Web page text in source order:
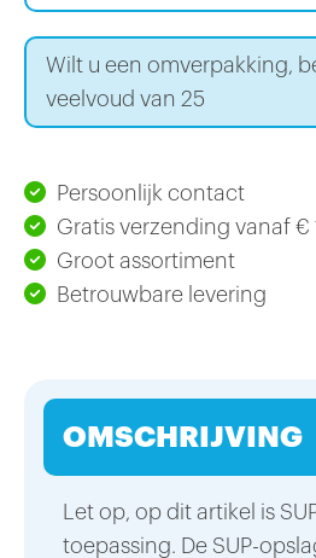
Wilt u een omverpakking,
veelvoud van 25
Persoonlijk contact
Gratis verzending vanaf €
Groot assortiment
Betrouwbare levering
OMSCHRIJVING
Let op, op dit artikel is
toepassing. De SUP-